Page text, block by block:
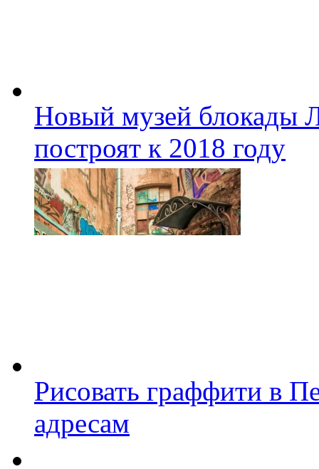
Новый музей блокады
построят к 2018 году
Рисовать граффити в
адресам